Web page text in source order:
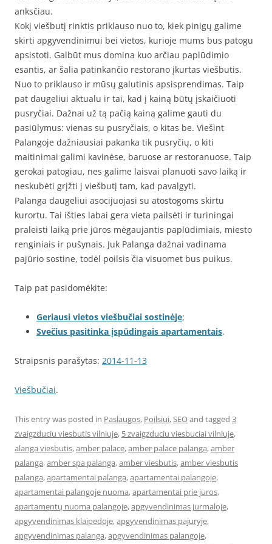
anksčiau.
Kokį viešbutį rinktis priklauso nuo to, kiek pinigų galime
skirti apgyvendinimui bei vietos, kurioje mums bus patogu
apsistoti. Galbūt mus domina kuo arčiau paplūdimio
esantis, ar šalia patinkančio restorano įkurtas viešbutis.
Nuo to priklauso ir mūsų galutinis apsisprendimas. Taip
pat daugeliui aktualu ir tai, kad į kainą būtų įskaičiuoti
pusryčiai. Dažnai už tą pačią kainą galime gauti du
pasiūlymus: vienas su pusryčiais, o kitas be. Viešint
Palangoje dažniausiai pakanka tik pusryčių, o kiti
maitinimai galimi kavinėse, baruose ar restoranuose. Taip
gerokai patogiau, nes galime laisvai planuoti savo laiką ir
neskubėti grįžti į viešbutį tam, kad pavalgyti.
Palanga daugeliui asocijuojasi su atostogoms skirtu
kurortu. Tai išties labai gera vieta pailsėti ir turiningai
praleisti laiką prie jūros mėgaujantis paplūdimiais, miesto
renginiais ir pušynais. Juk Palanga dažnai vadinama
pajūrio sostine, todėl poilsis čia visuomet bus puikus.
Taip pat pasidomėkite:
Geriausi vietos viešbučiai sostinėje;
Svečius pasitinka įspūdingais apartamentais.
Straipsnis parašytas: 2014-11-13
Viešbučiai.
This entry was posted in Paslaugos, Poilsiui,SEOand tagged 3
zvaigzduciu viesbutis vilniuje, 5 zvaigzduciu viesbuciai vilniuje,
alanga viesbutis,amber palace,amber palace palanga,amber
palanga,amber spa palanga,amber viesbutis,amber viesbutis
palanga,apartamentai palanga,apartamentai palangoje,
apartamentai palangoje nuoma,apartamentai prie juros,
apartamentų nuoma palangoje,apgyvendinimas jurmaloje,
apgyvendinimas klaipedoje,apgyvendinimas pajuryje,
apgyvendinimas palanga,apgyvendinimas palangoje,